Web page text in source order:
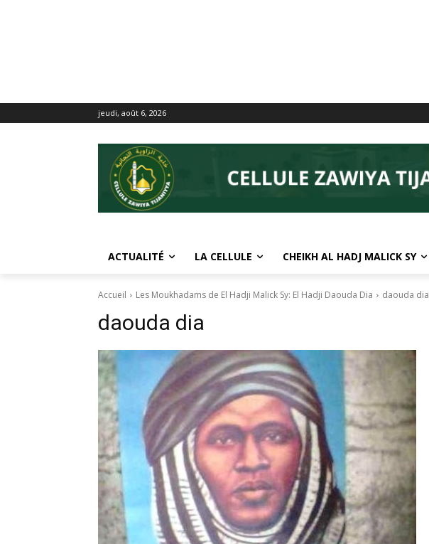
jeudi, août 6, 2026
ACTUALITÉ LA CELLULE CHEIKH AL HADJ MALICK SY
Accueil Les Moukhadams de El Hadji Malick Sy: El Hadji Daouda Dia daouda dia
daouda dia